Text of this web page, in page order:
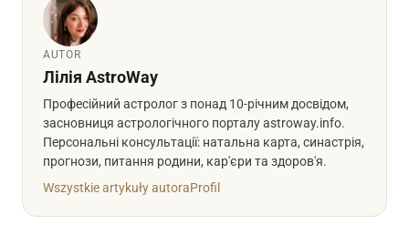
AUTOR
Лілія AstroWay
Професійний астролог з понад 10-річним досвідом,
засновниця астрологічного порталу astroway.info.
Персональні консультації: натальна карта, синастрія,
прогнози, питання родини, кар'єри та здоров'я.
Wszystkie artykuły autoraProfil